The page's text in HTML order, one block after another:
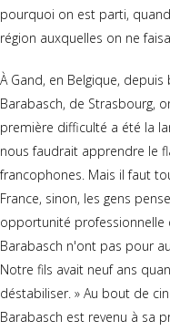
pourquoi on est parti,
région auxquelles on ne
À Gand, en Belgique,
Barabasch, de Strasbourg,
première difficulté a été la
nous faudrait apprendre le
francophones. Mais il faut
France, sinon, les gens
opportunité professionnelle
Barabasch n'ont pas pour
Notre fils avait neuf ans
déstabiliser. » Au bout de
Barabasch est revenu à sa